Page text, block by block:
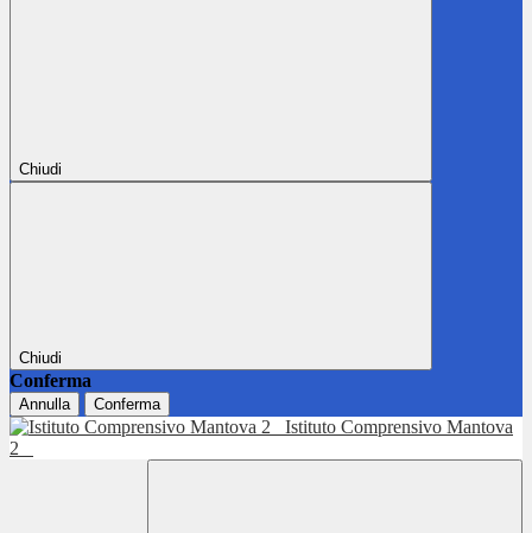
Chiudi
Chiudi
Conferma
Annulla Conferma
Istituto Comprensivo Mantova
2